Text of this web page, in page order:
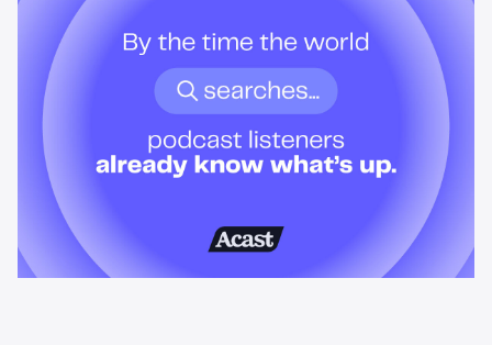
Wenn die Welt noch sucht, wissen
Podcasthörer schon Bescheid.
Podcast-Hörer entwickeln Verständnis, bevor Schlagzeilen
erscheinen. Das bedeutet es für Werbetreibende, die sie
erreichen wollen, wenn es wirklich darauf ankommt.